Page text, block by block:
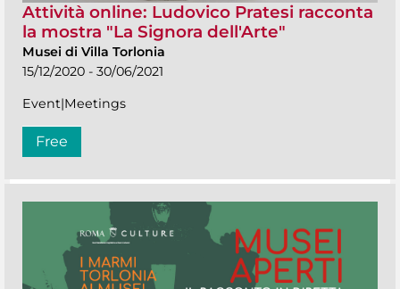
Attività online: Ludovico Pratesi racconta
la mostra "La Signora dell'Arte"
Musei di Villa Torlonia
15/12/2020 - 30/06/2021
Event|Meetings
Free